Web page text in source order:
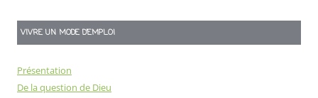
VIVRE UN MODE D’EMPLOI
Présentation
De la question de Dieu